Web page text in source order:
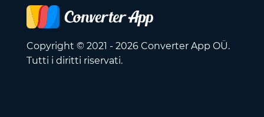
Copyright © 2021 - 2026 Converter App OÜ.
Tutti i diritti riservati.